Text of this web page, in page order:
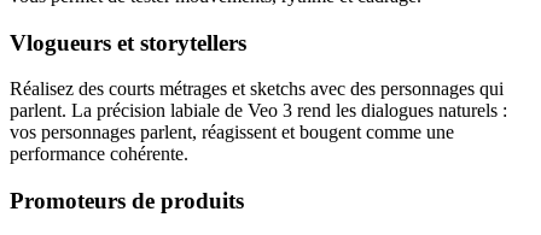
Vlogueurs et storytellers
Réalisez des courts métrages et sketchs avec des personnages qui
parlent. La précision labiale de Veo 3 rend les dialogues naturels :
vos personnages parlent, réagissent et bougent comme une
performance cohérente.
Promoteurs de produits